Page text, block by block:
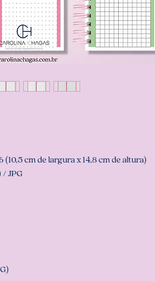
cm de largura x 14,8 cm de altura)
/ JPG